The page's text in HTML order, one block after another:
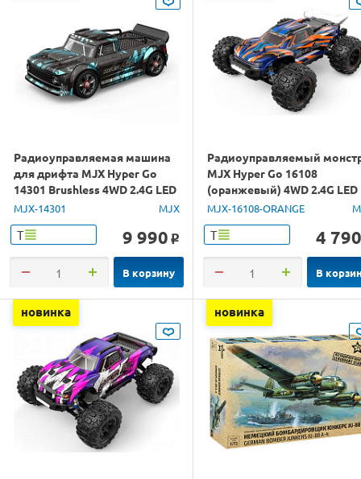
Радиоуправляемая машина
для дрифта MJX Hyper Go
14301 Brushless 4WD 2.4G LED
1/14 RTR
MJX-14301 MJX
Т 9 990 o
В корзину
Радиоуправляемый
MJX Hyper Go 16108
(оранжевый) 4WD 2.4G LED
1/16 RTR
MJX-16108-ORANGE
Т 4 790
В
новинка новинка